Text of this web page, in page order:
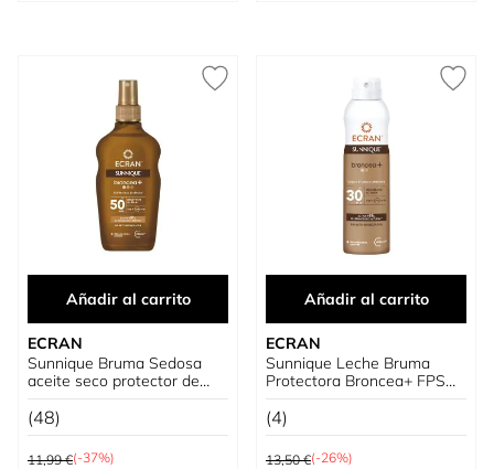
Añadir al carrito
ECRAN
Sunnique Bruma Sedosa
aceite seco protector de
Zanahoria
(48)
Precio habitual
11,99 €(-37%)
Añadir al carrito
ECRAN
Sunnique Leche Bruma
Protectora Broncea+ FPS
30
(4)
Precio habitual
13,50 €(-26%)